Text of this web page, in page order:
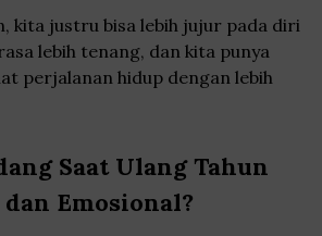
kita justru bisa lebih jujur pada diri
lebih tenang, dan kita punya
perjalanan hidup dengan lebih
Saat Ulang Tahun
Emosional?